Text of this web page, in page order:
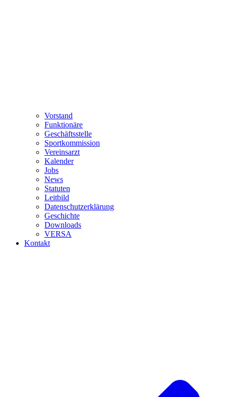
Vorstand
Funktionäre
Geschäftsstelle
Sportkommission
Vereinsarzt
Kalender
Jobs
News
Statuten
Leitbild
Datenschutzerklärung
Geschichte
Downloads
VERSA
Kontakt